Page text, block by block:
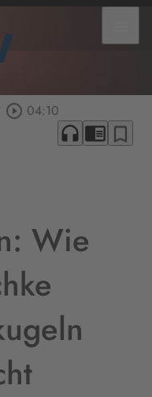
play_circle_outline 04:10
headphones chrome_reader_mode bookmark_border
Wie